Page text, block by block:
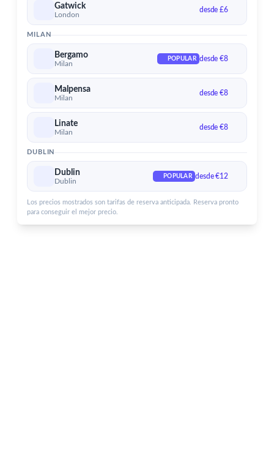
Aeropuerto de Dublin
Servicios para el aeropuerto de Dublin
Gatwick
London
desde £6
MILAN
Bergamo
Milan
POPULAR desde €8
Malpensa
Milan
desde €8
Linate
Milan
desde €8
DUBLIN
Dublin
Dublin
POPULAR desde €12
Los precios mostrados son tarifas de reserva anticipada. Reserva pronto
para conseguir el mejor precio.